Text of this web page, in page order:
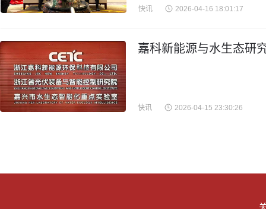
快讯 2026-04-16 18:01:17
嘉科新能源与水生态研
快讯 2026-04-15 23:30:26